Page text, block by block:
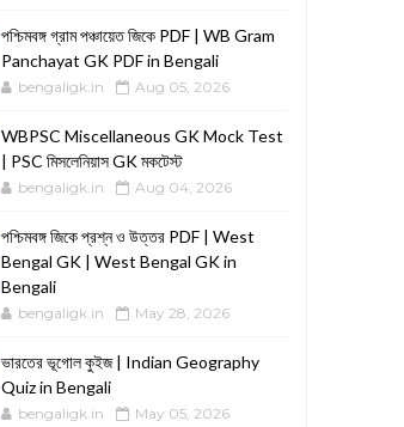
পশ্চিমবঙ্গ গ্রাম পঞ্চায়েত জিকে PDF | WB Gram
Panchayat GK PDF in Bengali
bengaligk.in Aug 05, 2026
WBPSC Miscellaneous GK Mock Test
| PSC মিসলেনিয়াস GK মকটেস্ট
bengaligk.in Aug 04, 2026
পশ্চিমবঙ্গ জিকে প্রশ্ন ও উত্তর PDF | West
Bengal GK | West Bengal GK in
Bengali
bengaligk.in May 28, 2026
ভারতের ভূগোল কুইজ | Indian Geography
Quiz in Bengali
bengaligk.in May 05, 2026